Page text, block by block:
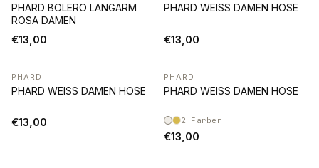
PHARD BOLERO LANGARM
ROSA DAMEN
€13,00
PHARD WEISS DAMEN HOSE
€13,00
PHARD
PHARD WEISS DAMEN HOSE
€13,00
PHARD
PHARD WEISS DAMEN HOSE
2 Farben
€13,00